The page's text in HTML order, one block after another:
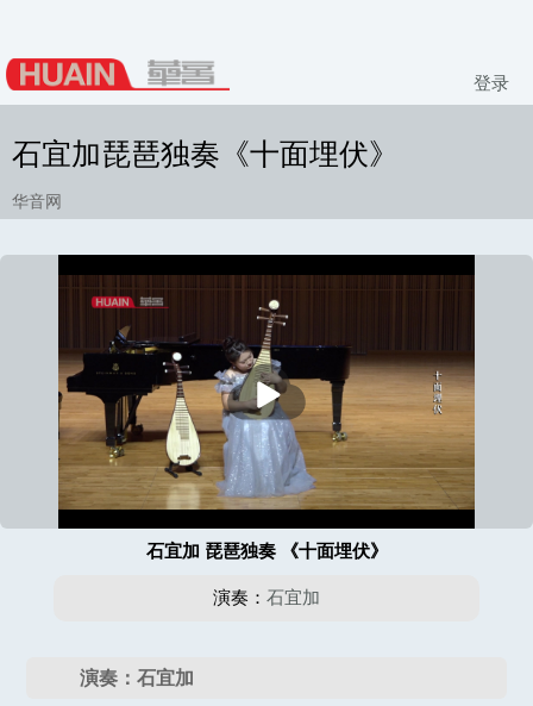
登录
石宜加琵琶独奏《十面埋伏》
华音网
播
放
石宜加 琵琶独奏 《十面埋伏》
演奏： 石宜加
演奏：石宜加